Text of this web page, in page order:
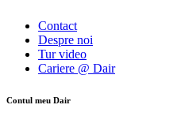
Contact
Despre noi
Tur video
Cariere @ Dair
Contul meu Dair